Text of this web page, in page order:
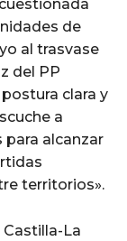
de
al trasvase
del PP
clara y
a
alcanzar
territorios».
La